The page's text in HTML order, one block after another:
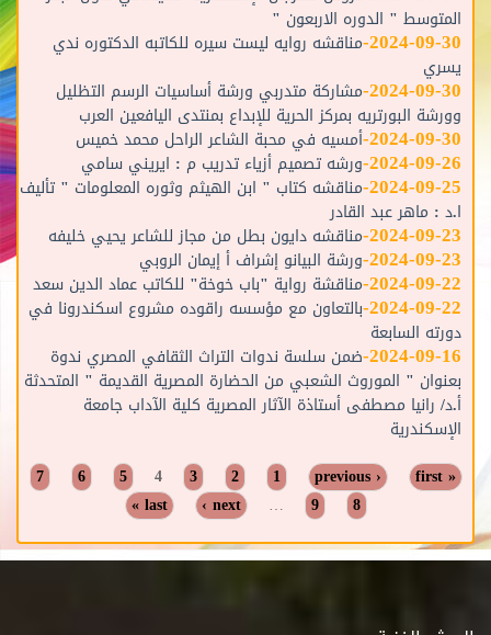
المتوسط " الدوره الاربعون "
2024-09-30
-مناقشه روايه ليست سيره للكاتبه الدكتوره ندي
يسري
2024-09-30
-مشاركة متدربي ورشة أساسيات الرسم التظليل
وورشة البورتريه بمركز الحرية للإبداع بمنتدى اليافعين العرب
2024-09-30
-أمسيه في محبة الشاعر الراحل محمد خميس
2024-09-26
-ورشه تصميم أزياء تدريب م : ايريني سامي
2024-09-25
-مناقشه كتاب " ابن الهيثم وثوره المعلومات " تأليف
ا.د : ماهر عبد القادر
2024-09-23
-مناقشه دايون بطل من مجاز للشاعر يحيي خليفه
2024-09-23
-ورشة البيانو إشراف أ إيمان الروبي
2024-09-22
-مناقشة رواية "باب خوخة" للكاتب عماد الدين سعد
2024-09-22
-بالتعاون مع مؤسسه راقوده مشروع اسكندرونا في
دورته السابعة
2024-09-16
-ضمن سلسة ندوات التراث الثقافي المصري ندوة
بعنوان " الموروث الشعبي من الحضارة المصرية القديمة " المتحدثة
أ.د/ رانيا مصطفى أستاذة الآثار المصرية كلية الآداب جامعة
الإسكندرية
Pages
« first
‹ previous
1
2
3
4
5
6
7
8
9
…
next ›
last »